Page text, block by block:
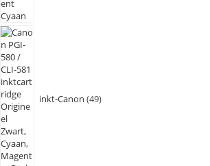
inkt-Canon 49